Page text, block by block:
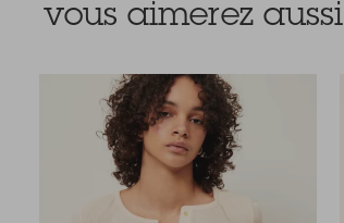
vous aimerez aussi